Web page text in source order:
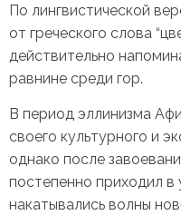
По лингвистической
от греческого слова
действительно
равнине среди гор.
В период эллинизма
своего культурного и
однако после
постепенно приходил в
накатывались волны